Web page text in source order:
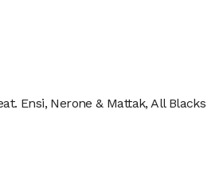
Ensi, Nerone & Mattak, All Blacks